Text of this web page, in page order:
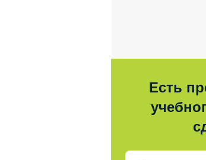
Есть